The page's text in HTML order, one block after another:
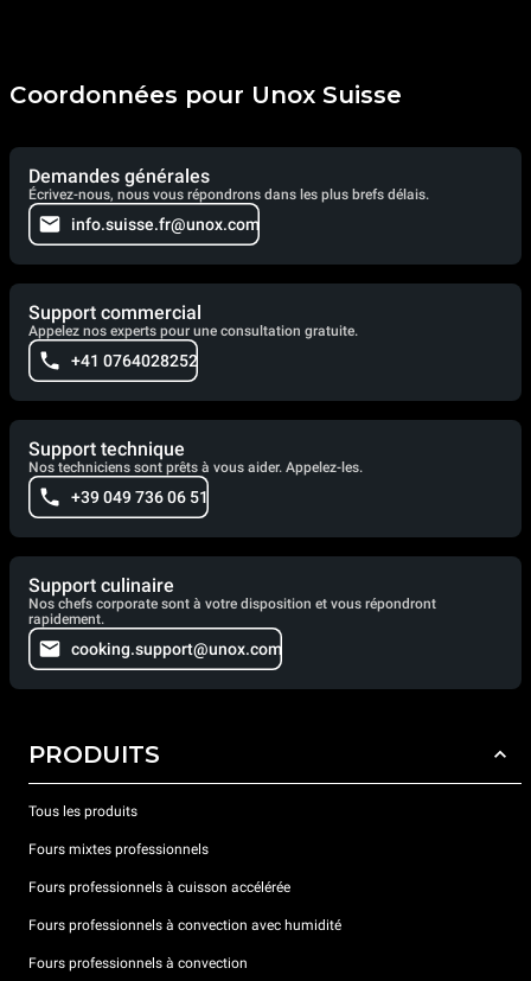
Coordonnées pour Unox Suisse
Demandes générales
Écrivez-nous, nous vous répondrons dans les plus brefs délais.
info.suisse.fr@unox.com
Support commercial
Appelez nos experts pour une consultation gratuite.
+41 0764028252
Support technique
Nos techniciens sont prêts à vous aider. Appelez-les.
+39 049 736 06 51
Support culinaire
Nos chefs corporate sont à votre disposition et vous répondront
rapidement.
cooking.support@unox.com
PRODUITS
Tous les produits
Fours mixtes professionnels
Fours professionnels à cuisson accélérée
Fours professionnels à convection avec humidité
Fours professionnels à convection